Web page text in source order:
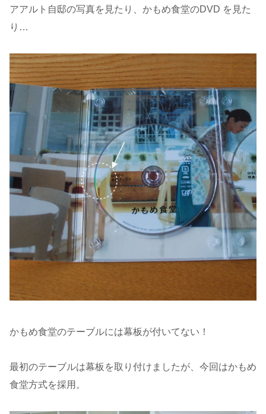
アアルト自邸の写真を見たり、かもめ食堂のDVD を見た
り…
かもめ食堂のテーブルには幕板が付いてない！
最初のテーブルは幕板を取り付けましたが、今回はかもめ
食堂方式を採用。